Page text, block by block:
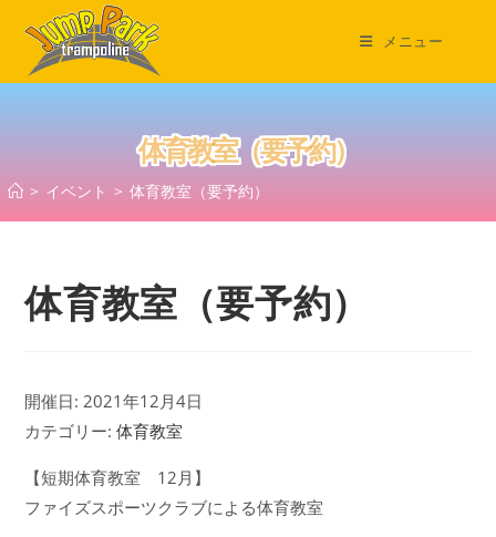
ス
メニュー
体育教室（要予約）
> イベント > 体育教室（要予約）
体育教室（要予約）
開催日: 2021年12月4日
カテゴリー:体育教室
【短期体育教室 12月】
ファイズスポーツクラブによる体育教室